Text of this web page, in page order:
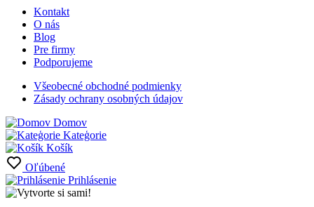
Kontakt
O nás
Blog
Pre firmy
Podporujeme
Všeobecné obchodné podmienky
Zásady ochrany osobných údajov
Domov
Kateģorie
Košík
Oľúbené
Prihlásenie